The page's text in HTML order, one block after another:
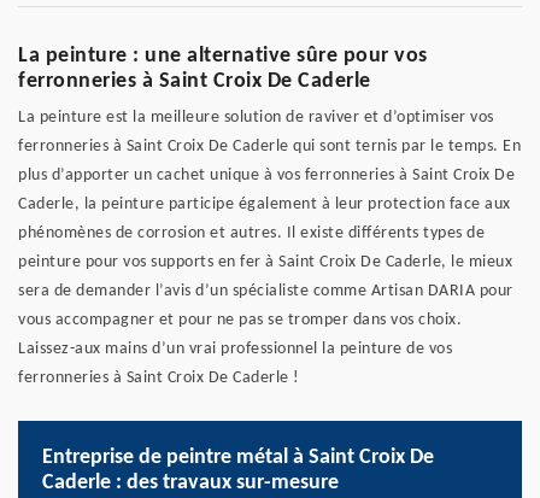
La peinture : une alternative sûre pour vos
ferronneries à Saint Croix De Caderle
La peinture est la meilleure solution de raviver et d’optimiser vos
ferronneries à Saint Croix De Caderle qui sont ternis par le temps. En
plus d’apporter un cachet unique à vos ferronneries à Saint Croix De
Caderle, la peinture participe également à leur protection face aux
phénomènes de corrosion et autres. Il existe différents types de
peinture pour vos supports en fer à Saint Croix De Caderle, le mieux
sera de demander l’avis d’un spécialiste comme Artisan DARIA pour
vous accompagner et pour ne pas se tromper dans vos choix.
Laissez-aux mains d’un vrai professionnel la peinture de vos
ferronneries à Saint Croix De Caderle !
Entreprise de peintre métal à Saint Croix De
Caderle : des travaux sur-mesure